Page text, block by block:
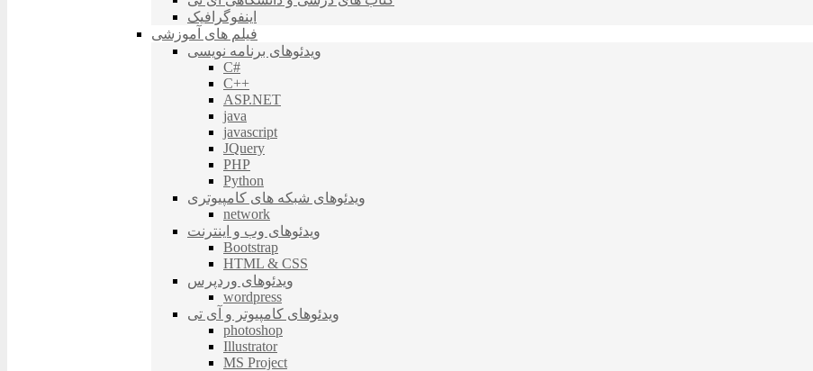
اینفوگرافیک
فیلم های آموزشی
ویدئوهای برنامه نویسی
C#
C++
ASP.NET
java
javascript
JQuery
PHP
Python
ویدئوهای شبکه های کامپیوتری
network
ویدئوهای وب و اینترنت
Bootstrap
HTML & CSS
ویدئوهای وردپرس
wordpress
ویدئوهای کامپیوتر و آی تی
photoshop
Illustrator
MS Project